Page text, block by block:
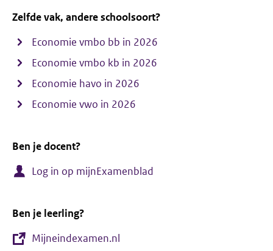
Zelfde vak, andere schoolsoort?
Economie vmbo bb in 2026
Economie vmbo kb in 2026
Economie havo in 2026
Economie vwo in 2026
Ben je docent?
Log in op mijnExamenblad
Ben je leerling?
Mijneindexamen.nl